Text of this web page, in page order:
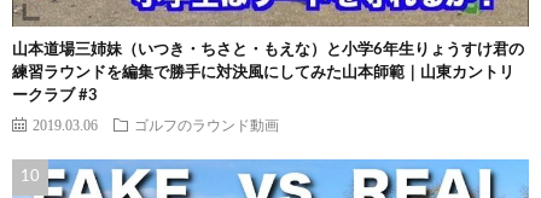
山本道場三姉妹（いつき・ちさと・もえな）と小学6年生りょうすけ君の
練習ラウンドを編集で勝手に対決風にしてみた山本師範｜山東カントリ
ークラブ #3
2019.03.06 ゴルフのラウンド動画